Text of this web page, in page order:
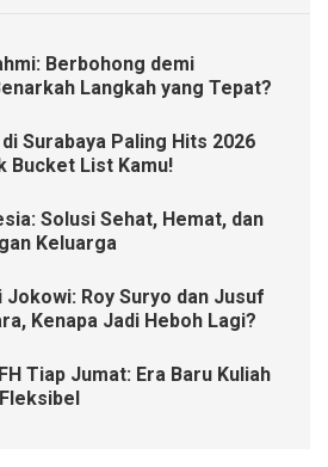
Berbohong demi
Langkah yang Tepat?
Surabaya Paling Hits 2026
Bucket List Kamu!
Solusi Sehat, Hemat, dan
Keluarga
Jokowi: Roy Suryo dan Jusuf
Kenapa Jadi Heboh Lagi?
Tiap Jumat: Era Baru Kuliah